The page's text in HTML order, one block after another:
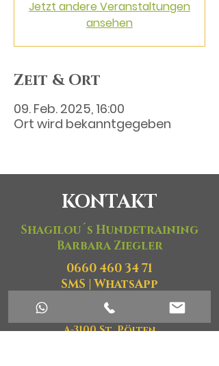
Jetzt andere Veranstaltungen
ansehen
Zeit & Ort
09. Feb. 2025, 16:00
Ort wird bekanntgegeben
KONTAKT
Shagilou´s Hundetraining
Barbara Ziegler
0660 460 34 71
SMS |WhatsApp
shagilou@gmail.com
Kontaktformular
A-3100 St. Pölten